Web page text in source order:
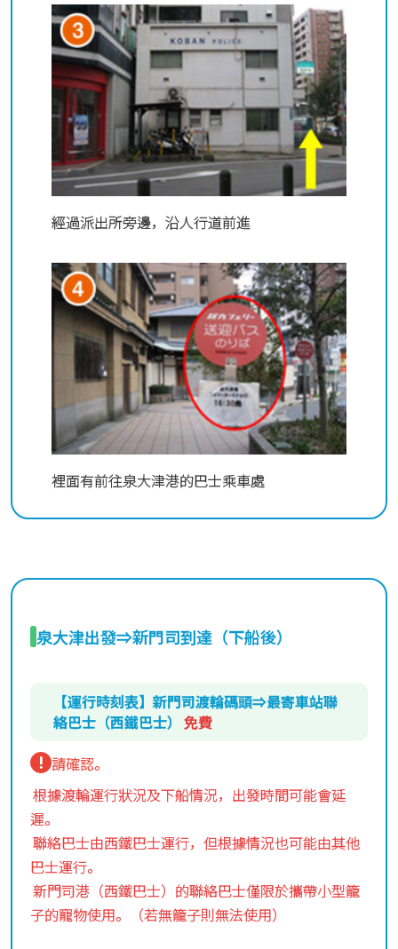
經過派出所旁邊，沿人行道前進
裡面有前往泉大津港的巴士乘車處
泉大津出發⇒新門司到達（下船後）
【運行時刻表】新門司渡輪碼頭⇒最寄車站聯
絡巴士（西鐵巴士） 免費
請確認。
根據渡輪運行狀況及下船情況，出發時間可能會延
遲。
聯絡巴士由西鐵巴士運行，但根據情況也可能由其他
巴士運行。
新門司港（西鐵巴士）的聯絡巴士僅限於攜帶小型籠
子的寵物使用。（若無籠子則無法使用）